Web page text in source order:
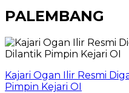
PALEMBANG
Kajari Ogan Ilir Resmi
Pimpin Kejari OI